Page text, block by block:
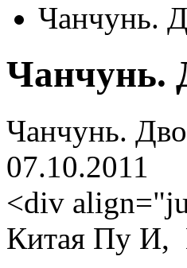
Чанчунь.
Чанчунь.
Чанчунь.
07.10.2011
<div
Китая Пу И,